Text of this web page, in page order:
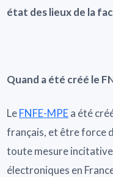
état des lieux de la
Quand a été créé le
LeFNFE-MPEa été
français, et être force
toute mesure
électroniques en